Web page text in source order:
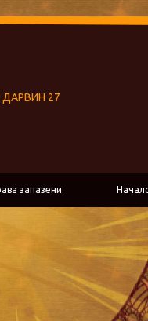
27
запазени.